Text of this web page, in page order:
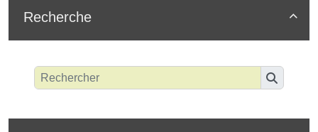

Recherche